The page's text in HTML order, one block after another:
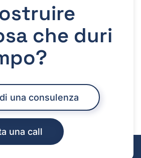
che duri
una consulenza
una call